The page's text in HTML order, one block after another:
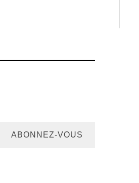
ABONNEZ-VOUS